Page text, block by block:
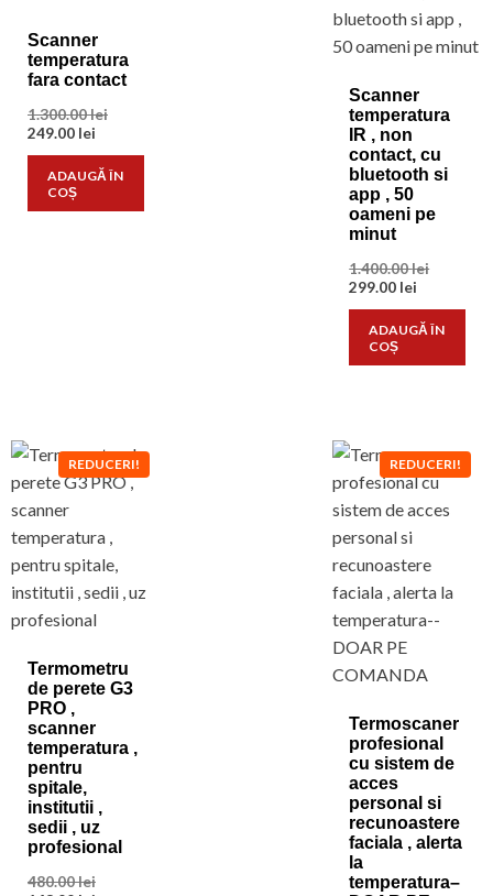
Scanner
temperatura
fara contact
1.300.00leiPrețul
fost:
249.00 lei
este:
ADAUGĂ ÎN
COȘ
Scanner
temperatura
IR , non
contact, cu
bluetooth si
app , 50
oameni pe
minut
1.400.00leiPrețul
fost:
299.00 lei
este:
ADAUGĂ ÎN
COȘ
REDUCERI!
Termometru
de perete G3
PRO ,
scanner
temperatura ,
pentru
spitale,
institutii ,
sedii , uz
profesional
480.00leiPrețul
REDUCERI!
Termoscaner
profesional
cu sistem de
acces
personal si
recunoastere
faciala , alerta
la
temperatura–